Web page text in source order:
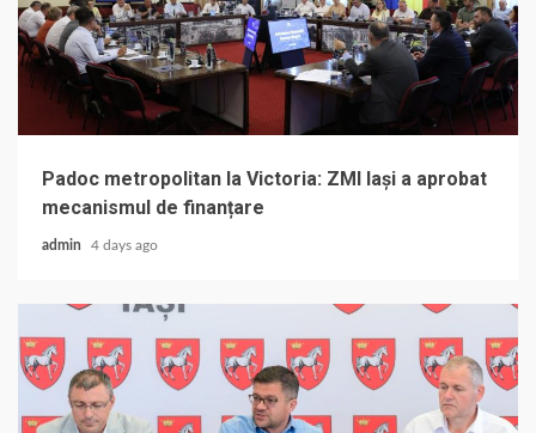
Padoc metropolitan la Victoria: ZMI Iași a aprobat
mecanismul de finanțare
admin 4 days ago